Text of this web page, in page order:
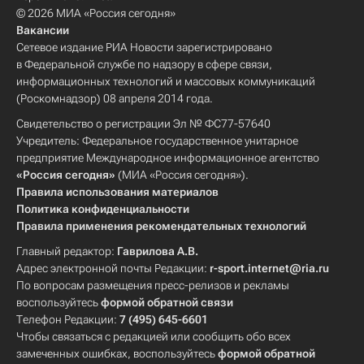
© 2026 МИА «Россия сегодня»
Вакансии
Сетевое издание РИА Новости зарегистрировано
в Федеральной службе по надзору в сфере связи,
информационных технологий и массовых коммуникаций
(Роскомнадзор) 08 апреля 2014 года.
Свидетельство о регистрации Эл № ФС77-57640
Учредитель: Федеральное государственное унитарное
предприятие Международное информационное агентство
«Россия сегодня» (МИА «Россия сегодня»).
Правила использования материалов
Политика конфиденциальности
Правила применения рекомендательных технологий
Главный редактор: Гаврилова А.В.
Адрес электронной почты Редакции: r-sport.internet@ria.ru
По вопросам размещения пресс-релизов и рекламы
воспользуйтесьформой обратной связи
Телефон Редакции: 7 (495) 645-6601
Чтобы связаться с редакцией или сообщить обо всех
замеченных ошибках, воспользуйтесьформой обратной